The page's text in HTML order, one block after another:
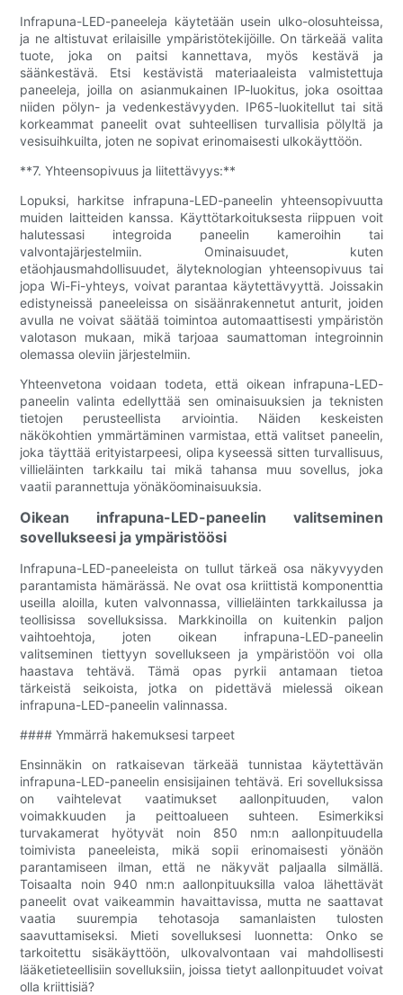
Infrapuna-LED-paneeleja käytetään usein ulko-olosuhteissa,
ja ne altistuvat erilaisille ympäristötekijöille. On tärkeää valita
tuote, joka on paitsi kannettava, myös kestävä ja
säänkestävä. Etsi kestävistä materiaaleista valmistettuja
paneeleja, joilla on asianmukainen IP-luokitus, joka osoittaa
niiden pölyn- ja vedenkestävyyden. IP65-luokitellut tai sitä
korkeammat paneelit ovat suhteellisen turvallisia pölyltä ja
vesisuihkuilta, joten ne sopivat erinomaisesti ulkokäyttöön.
**7. Yhteensopivuus ja liitettävyys:**
Lopuksi, harkitse infrapuna-LED-paneelin yhteensopivuutta
muiden laitteiden kanssa. Käyttötarkoituksesta riippuen voit
halutessasi integroida paneelin kameroihin tai
valvontajärjestelmiin. Ominaisuudet, kuten
etäohjausmahdollisuudet, älyteknologian yhteensopivuus tai
jopa Wi-Fi-yhteys, voivat parantaa käytettävyyttä. Joissakin
edistyneissä paneeleissa on sisäänrakennetut anturit, joiden
avulla ne voivat säätää toimintoa automaattisesti ympäristön
valotason mukaan, mikä tarjoaa saumattoman integroinnin
olemassa oleviin järjestelmiin.
Yhteenvetona voidaan todeta, että oikean infrapuna-LED-
paneelin valinta edellyttää sen ominaisuuksien ja teknisten
tietojen perusteellista arviointia. Näiden keskeisten
näkökohtien ymmärtäminen varmistaa, että valitset paneelin,
joka täyttää erityistarpeesi, olipa kyseessä sitten turvallisuus,
villieläinten tarkkailu tai mikä tahansa muu sovellus, joka
vaatii parannettuja yönäköominaisuuksia.
Oikean infrapuna-LED-paneelin valitseminen
sovellukseesi ja ympäristöösi
Infrapuna-LED-paneeleista on tullut tärkeä osa näkyvyyden
parantamista hämärässä. Ne ovat osa kriittistä komponenttia
useilla aloilla, kuten valvonnassa, villieläinten tarkkailussa ja
teollisissa sovelluksissa. Markkinoilla on kuitenkin paljon
vaihtoehtoja, joten oikean infrapuna-LED-paneelin
valitseminen tiettyyn sovellukseen ja ympäristöön voi olla
haastava tehtävä. Tämä opas pyrkii antamaan tietoa
tärkeistä seikoista, jotka on pidettävä mielessä oikean
infrapuna-LED-paneelin valinnassa.
#### Ymmärrä hakemuksesi tarpeet
Ensinnäkin on ratkaisevan tärkeää tunnistaa käytettävän
infrapuna-LED-paneelin ensisijainen tehtävä. Eri sovelluksissa
on vaihtelevat vaatimukset aallonpituuden, valon
voimakkuuden ja peittoalueen suhteen. Esimerkiksi
turvakamerat hyötyvät noin 850 nm:n aallonpituudella
toimivista paneeleista, mikä sopii erinomaisesti yönäön
parantamiseen ilman, että ne näkyvät paljaalla silmällä.
Toisaalta noin 940 nm:n aallonpituuksilla valoa lähettävät
paneelit ovat vaikeammin havaittavissa, mutta ne saattavat
vaatia suurempia tehotasoja samanlaisten tulosten
saavuttamiseksi. Mieti sovelluksesi luonnetta: Onko se
tarkoitettu sisäkäyttöön, ulkovalvontaan vai mahdollisesti
lääketieteellisiin sovelluksiin, joissa tietyt aallonpituudet voivat
olla kriittisiä?